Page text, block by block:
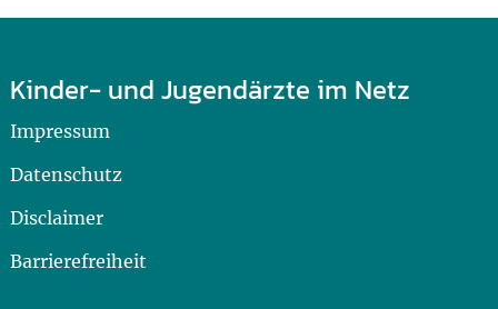
Kinder- und Jugendärzte im Netz
Impressum
Datenschutz
Disclaimer
Barrierefreiheit